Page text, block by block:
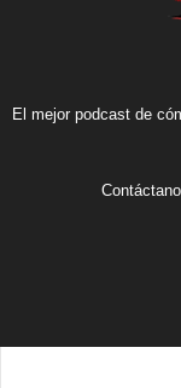
El mejor podcast de